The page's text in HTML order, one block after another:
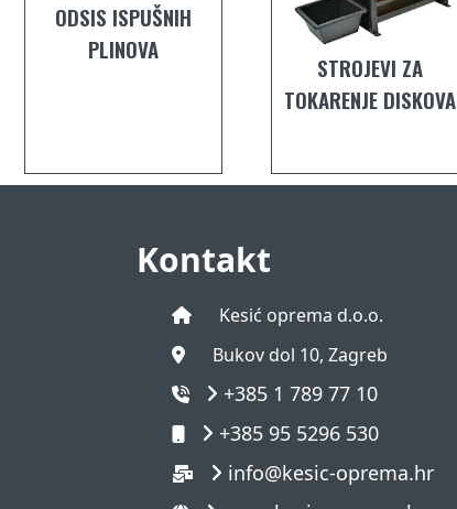
ODSIS ISPUŠNIH
PLINOVA
STROJEVI ZA
TOKARENJE DISKOVA
Kontakt
Kesić oprema d.o.o.
Bukov dol 10, Zagreb
+385 1 789 77 10
+385 95 5296 530
info@kesic-oprema.hr